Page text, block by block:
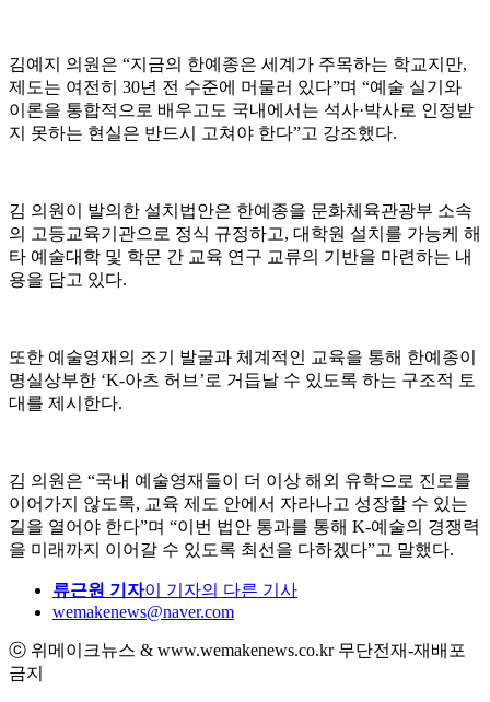
김예지 의원은 “지금의 한예종은 세계가 주목하는 학교지만,
제도는 여전히 30년 전 수준에 머물러 있다”며 “예술 실기와
이론을 통합적으로 배우고도 국내에서는 석사·박사로 인정받
지 못하는 현실은 반드시 고쳐야 한다”고 강조했다.
김 의원이 발의한 설치법안은 한예종을 문화체육관광부 소속
의 고등교육기관으로 정식 규정하고, 대학원 설치를 가능케 해
타 예술대학 및 학문 간 교육 연구 교류의 기반을 마련하는 내
용을 담고 있다.
또한 예술영재의 조기 발굴과 체계적인 교육을 통해 한예종이
명실상부한 ‘K-아츠 허브’로 거듭날 수 있도록 하는 구조적 토
대를 제시한다.
김 의원은 “국내 예술영재들이 더 이상 해외 유학으로 진로를
이어가지 않도록, 교육 제도 안에서 자라나고 성장할 수 있는
길을 열어야 한다”며 “이번 법안 통과를 통해 K-예술의 경쟁력
을 미래까지 이어갈 수 있도록 최선을 다하겠다”고 말했다.
류근원 기자이 기자의 다른 기사
wemakenews@naver.com
ⓒ 위메이크뉴스 & www.wemakenews.co.kr 무단전재-재배포
금지